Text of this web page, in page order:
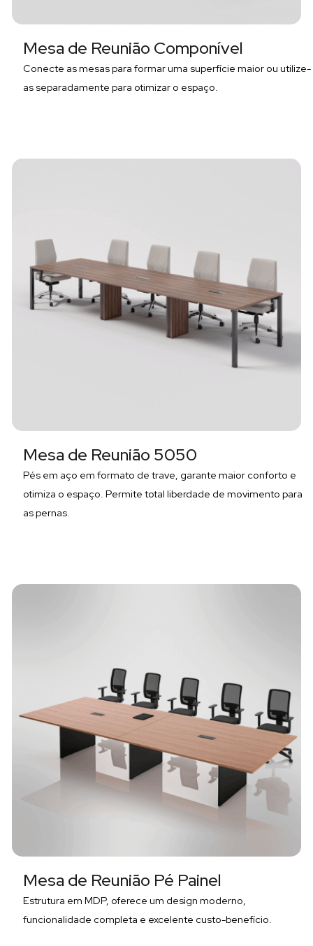
Mesa de Reunião Componível
Conecte as mesas para formar uma superfície maior ou utilize-
as separadamente para otimizar o espaço.
Mesa de Reunião 5050
Pés em aço em formato de trave, garante maior conforto e
otimiza o espaço. Permite total liberdade de movimento para
as pernas.
Mesa de Reunião Pé Painel
Estrutura em MDP, oferece um design moderno,
funcionalidade completa e excelente custo-benefício.